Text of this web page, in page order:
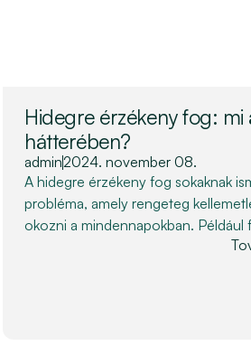
Hidegre érzékeny fog: mi
hátterében?
admin2024. november 08.
A hidegre érzékeny fog sokaknak
probléma, amely rengeteg
okozni a mindennapokban. Például